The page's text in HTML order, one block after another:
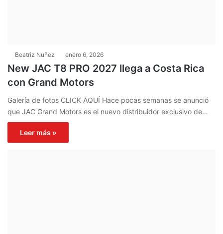
Beatriz Nuñez enero 6, 2026
New JAC T8 PRO 2027 llega a Costa Rica
con Grand Motors
Galería de fotos CLICK AQUÍ Hace pocas semanas se anunció
que JAC Grand Motors es el nuevo distribuidor exclusivo de…
Leer más »